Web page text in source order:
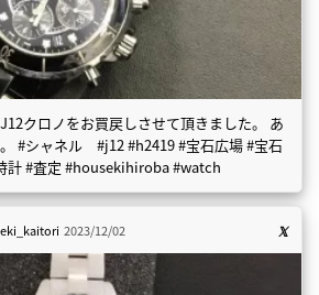
クロノをお買戻しさせて頂きました。 あ
#シャネル #j12 #h2419 #宝石広場 #宝石
計 #査定 #housekihiroba #watch
2023/12/02